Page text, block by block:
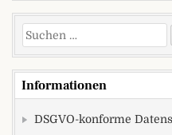
Suchen nach:
Informationen
DSGVO-konforme